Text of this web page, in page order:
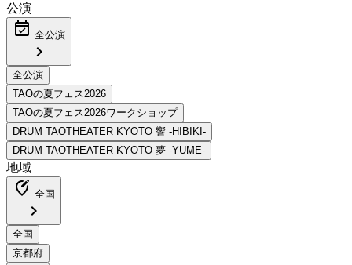
公演
event_available 全公演
chevron_right
地域
edit_location_alt 全国
chevron_right